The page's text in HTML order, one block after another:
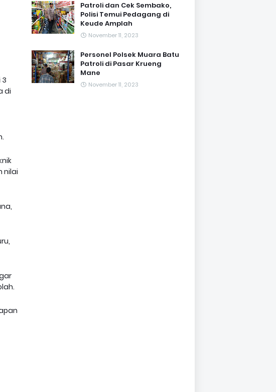
3
di
nilai
Patroli dan Cek Sembako,
Polisi Temui Pedagang di
Keude Amplah
November 11, 2023
Personel Polsek Muara Batu
Patroli di Pasar Krueng
Mane
November 11, 2023